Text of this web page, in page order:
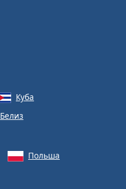
Куба
Белиз
Польша